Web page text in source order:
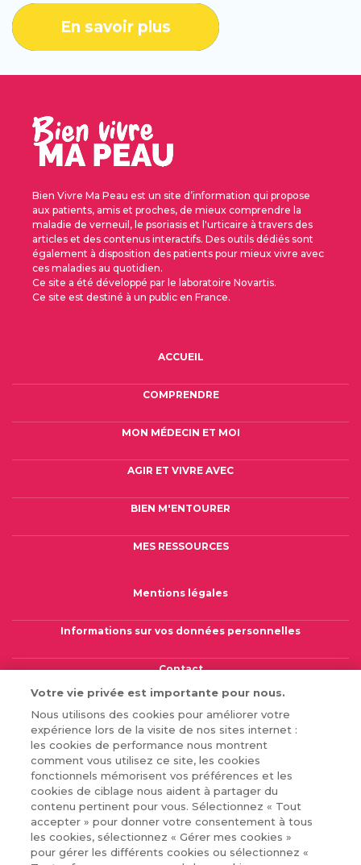
En savoir plus
Bien Vivre Ma Peau est un site d’information qui propose
aux patients, amis et proches, de mieux comprendre la
maladie de verneuil, le psoriasis et l'urticaire à travers des
articles et des contenus interactifs. Des outils dédiés sont
également à disposition des patients pour mieux vivre avec
ces maladies au quotidien.
Ce site a été développé par le laboratoire Novartis.
Ce site est destiné à un public en France.
ACCUEIL
COMPRENDRE
MON MÉDECIN ET MOI
AGIR ET VIVRE AVEC
BIEN M'ENTOURER
MES RESSOURCES
Mentions légales
Informations sur vos données personnelles
Contact
© 2026 Novartis Pharma SAS FA-11472566 - Août 2025
Votre vie privée est importante pour nous.
Nous utilisons des cookies pour améliorer votre
expérience lors de la visite de nos sites internet :
les cookies de performance nous montrent
comment vous utilisez ce site, les cookies
fonctionnels mémorisent vos préférences et les
cookies de ciblage nous aident à partager du
contenu pertinent pour vous. Sélectionnez « Tout
accepter » pour donner votre consentement à tous
les cookies, sélectionnez « Gérer mes cookies »
pour gérer les différents cookies ou sélectionnez «